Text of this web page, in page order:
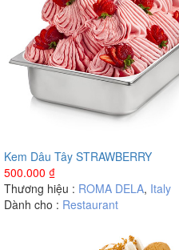
Kem Dâu Tây STRAWBERRY
500.000 ₫
Thương hiệu : ROMA DELA, Italy
Dành cho : Restaurant